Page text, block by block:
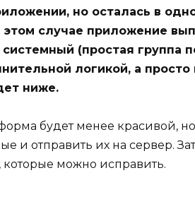
но осталась в
случае приложение
(простая группа
логикой, а просто
ниже.
будет менее красивой,
и отправить их на сервер.
можно исправить.